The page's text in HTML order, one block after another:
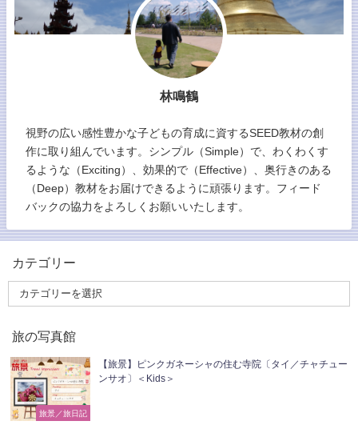
林鳴鶴
視野の広い感性豊かな子どもの育成に資するSEED教材の創
作に取り組んでいます。シンプル（Simple）で、わくわくす
るような（Exciting）、効果的で（Effective）、奥行きのある
（Deep）教材をお届けできるように頑張ります。フィード
バックの協力をよろしくお願いいたします。
カテゴリー
旅の写真館
旅景／旅日記
【旅景】ピンクガネーシャの住む寺院〔タイ／チャチュー
ンサオ〕＜Kids＞